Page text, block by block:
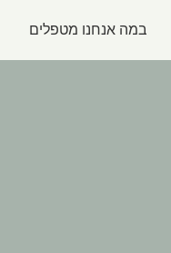
במה אנחנו מטפלים